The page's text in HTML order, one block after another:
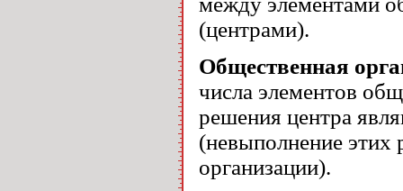
(центрами).
Общественная
числа элементов
решения центра
(невыполнение этих
организации).